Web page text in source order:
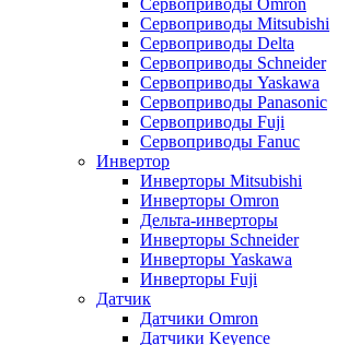
Сервоприводы Omron
Сервоприводы Mitsubishi
Сервоприводы Delta
Сервоприводы Schneider
Сервоприводы Yaskawa
Сервоприводы Panasonic
Сервоприводы Fuji
Сервоприводы Fanuc
Инвертор
Инверторы Mitsubishi
Инверторы Omron
Дельта-инверторы
Инверторы Schneider
Инверторы Yaskawa
Инверторы Fuji
Датчик
Датчики Omron
Датчики Keyence